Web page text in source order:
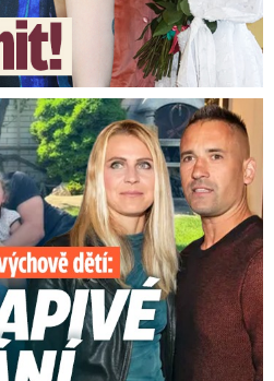
dětí: Překvapivé přiznání